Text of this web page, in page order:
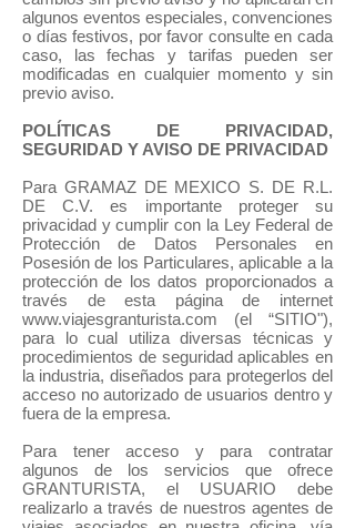
algunos eventos especiales, convenciones
o días festivos, por favor consulte en cada
caso, las fechas y tarifas pueden ser
modificadas en cualquier momento y sin
previo aviso.
POLÍTICAS DE PRIVACIDAD,
SEGURIDAD Y AVISO DE PRIVACIDAD
Para GRAMAZ DE MEXICO S. DE R.L.
DE C.V. es importante proteger su
privacidad y cumplir con la Ley Federal de
Protección de Datos Personales en
Posesión de los Particulares, aplicable a la
protección de los datos proporcionados a
través de esta página de internet
www.viajesgranturista.com (el “SITIO"),
para lo cual utiliza diversas técnicas y
procedimientos de seguridad aplicables en
la industria, diseñados para protegerlos del
acceso no autorizado de usuarios dentro y
fuera de la empresa.
Para tener acceso y para contratar
algunos de los servicios que ofrece
GRANTURISTA, el USUARIO debe
realizarlo a través de nuestros agentes de